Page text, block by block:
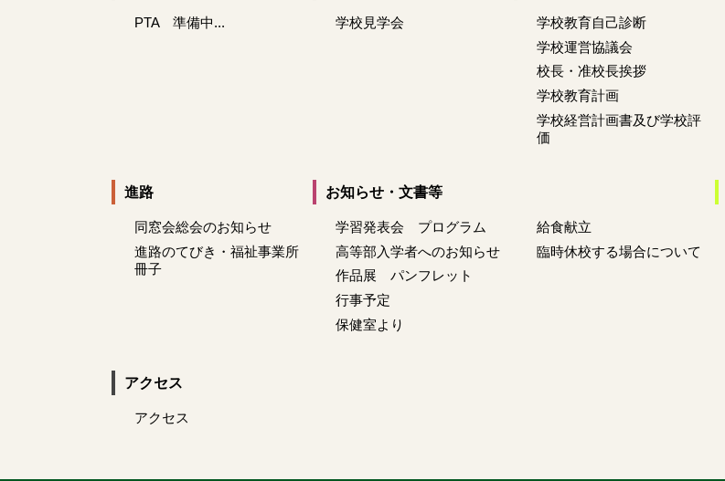
PTA 準備中... 学校見学会
学校教育自己診断
学校運営協議会
校長・准校長挨拶
学校教育計画
学校経営計画書及び学校評
価
進路
同窓会総会のお知らせ
進路のてびき・福祉事業所
冊子
お知らせ・文書等
学習発表会 プログラム
高等部入学者へのお知らせ
作品展 パンフレット
行事予定
保健室より
給食献立
臨時休校する場合について
アクセス
アクセス